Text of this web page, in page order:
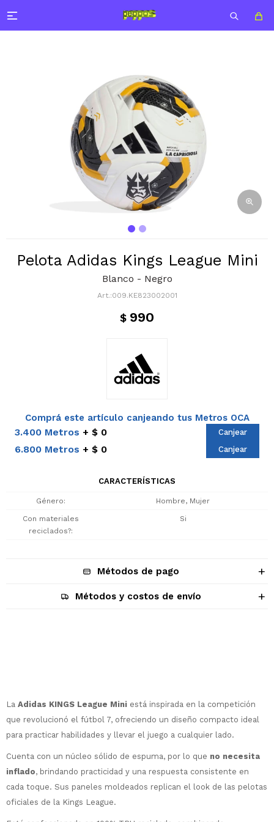

Pelota Adidas Kings League Mini
Blanco - Negro
009.KE823002001
$ 990
Comprá este artículo canjeando tus Metros OCA
3.400 Metros $ 0 Canjear
6.800 Metros $ 0 Canjear
CARACTERÍSTICAS
Género Hombre, Mujer
Con materiales
reciclados?
Si
Métodos de pago
Métodos y costos de envío
La Adidas KINGS League Mini está inspirada en la competición
que revolucionó el fútbol 7, ofreciendo un diseño compacto ideal
para practicar habilidades y llevar el juego a cualquier lado.
Cuenta con un núcleo sólido de espuma, por lo que no necesita
inflado, brindando practicidad y una respuesta consistente en
cada toque. Sus paneles moldeados replican el look de las pelotas
oficiales de la Kings League.
¡Sumate a la forma más ágil de
comprar!